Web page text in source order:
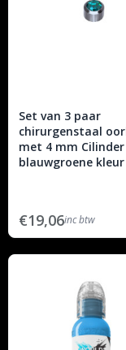
Set van 3 paar
chirurgenstaal
met 4 mm
blauwgroene
€19,06inc btw